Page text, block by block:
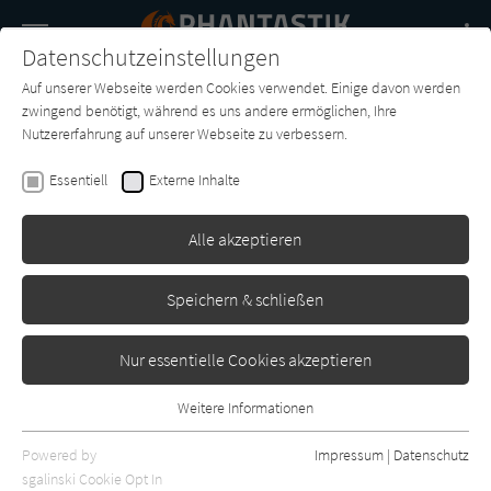
SUCHE
Buch-
Entdecker
Forum Charts
Larry T. Shaw
Terror: Horror-Stories
Erschienen: Januar 1972 0
Datenschutzeinstellungen
Auf unserer Webseite werden Cookies verwendet. Einige davon werden
zwingend benötigt, während es uns andere ermöglichen, Ihre
Nutzererfahrung auf unserer Webseite zu verbessern.
Essentiell Externe Inhalte
Alle akzeptieren
Speichern & schließen
Nur essentielle Cookies akzeptieren
Essentielle Cookies werden für grundlegende Funktionen der
Webseite benötigt. Dadurch ist gewährleistet, dass die Webseite
Weitere Informationen
Powered by
sgalinski Cookie Opt In
Impressum | Datenschutz